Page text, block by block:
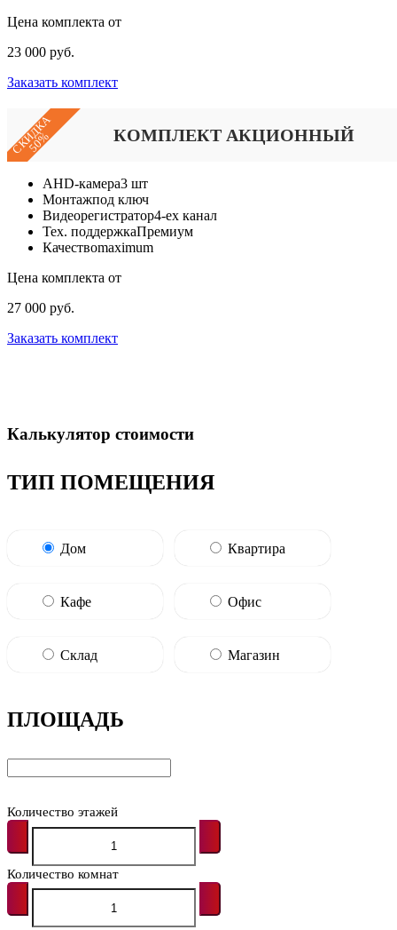
Цена комплекта от
23 000 руб.
Заказать комплект
СКИДКА
50% КОМПЛЕКТ АКЦИОННЫЙ
AHD-камера3 шт
Монтажпод ключ
Видеорегистратор4-ех канал
Тех. поддержкаПремиум
Качествоmaximum
Цена комплекта от
27 000 руб.
Заказать комплект
Калькулятор стоимости
ТИП ПОМЕЩЕНИЯ
Дом Квартира
Кафе Офис
Склад Магазин
ПЛОЩАДЬ
Количество этажей
Количество комнат